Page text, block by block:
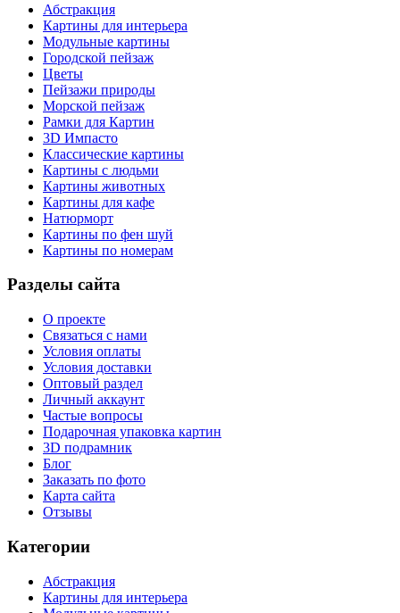
Абстракция
Картины для интерьера
Модульные картины
Городской пейзаж
Цветы
Пейзажи природы
Морской пейзаж
Рамки для Картин
3D Импасто
Классические картины
Картины с людьми
Картины животных
Картины для кафе
Натюрморт
Картины по фен шуй
Картины по номерам
Разделы сайта
О проекте
Связаться с нами
Условия оплаты
Условия доставки
Оптовый раздел
Личный аккаунт
Частые вопросы
Подарочная упаковка картин
3D подрамник
Блог
Заказать по фото
Карта сайта
Отзывы
Категории
Абстракция
Картины для интерьера